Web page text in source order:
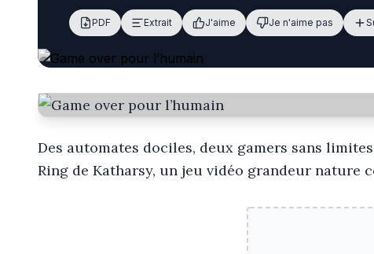
PDF Extrait J'aime Je n'aime pas
Des automates dociles, deux gamers sans
Ring de Katharsy, un jeu vidéo grandeur nature